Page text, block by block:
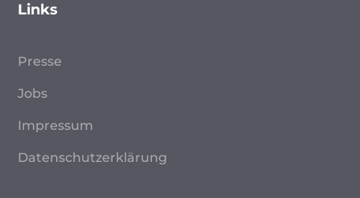
Links
Presse
Jobs
Impressum
Datenschutzerklärung